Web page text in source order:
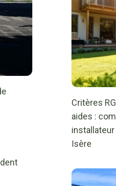
Critères
aides :
Isère